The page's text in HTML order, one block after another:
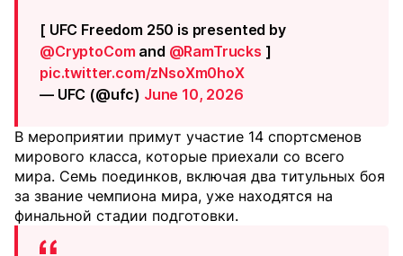
[ UFC Freedom 250 is presented by
@CryptoCom and @RamTrucks ]
pic.twitter.com/zNsoXm0hoX
— UFC (@ufc) June 10, 2026
В мероприятии примут участие 14 спортсменов
мирового класса, которые приехали со всего
мира. Семь поединков, включая два титульных боя
за звание чемпиона мира, уже находятся на
финальной стадии подготовки.